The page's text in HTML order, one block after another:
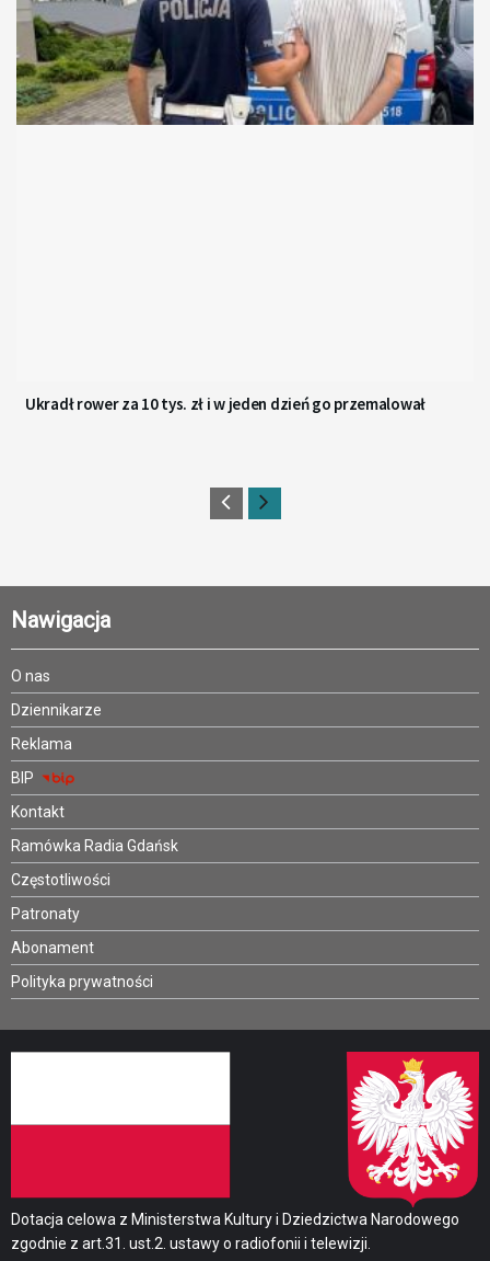
Ukradł rower za 10 tys. zł i w jeden dzień go przemalował
Nawigacja
O nas
Dziennikarze
Reklama
BIP
Kontakt
Ramówka Radia Gdańsk
Częstotliwości
Patronaty
Abonament
Polityka prywatności
Dotacja celowa z Ministerstwa Kultury i Dziedzictwa Narodowego
zgodnie z art.31. ust.2. ustawy o radiofonii i telewizji.